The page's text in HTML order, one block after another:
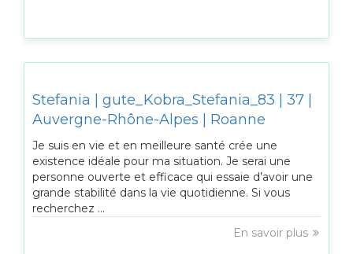
Stefania | gute_Kobra_Stefania_83 | 37 |
Auvergne-Rhône-Alpes | Roanne
Je suis en vie et en meilleure santé crée une
existence idéale pour ma situation. Je serai une
personne ouverte et efficace qui essaie d’avoir une
grande stabilité dans la vie quotidienne. Si vous
recherchez ...
En savoir plus